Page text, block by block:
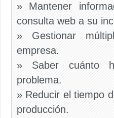
» Mantener
consulta web a su
» Gestionar
empresa.
» Saber cuánto
problema.
» Reducir el tiempo
producción.